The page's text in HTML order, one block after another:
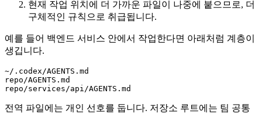
현재 작업 위치에 더 가까운 파일이 나중에 붙으므로, 더
구체적인 규칙으로 취급됩니다.
예를 들어 백엔드 서비스 안에서 작업한다면 아래처럼 계층이
생깁니다.
~/.codex/AGENTS.md
repo/AGENTS.md
repo/services/api/AGENTS.md
전역 파일에는 개인 선호를 둡니다. 저장소 루트에는 팀 공통